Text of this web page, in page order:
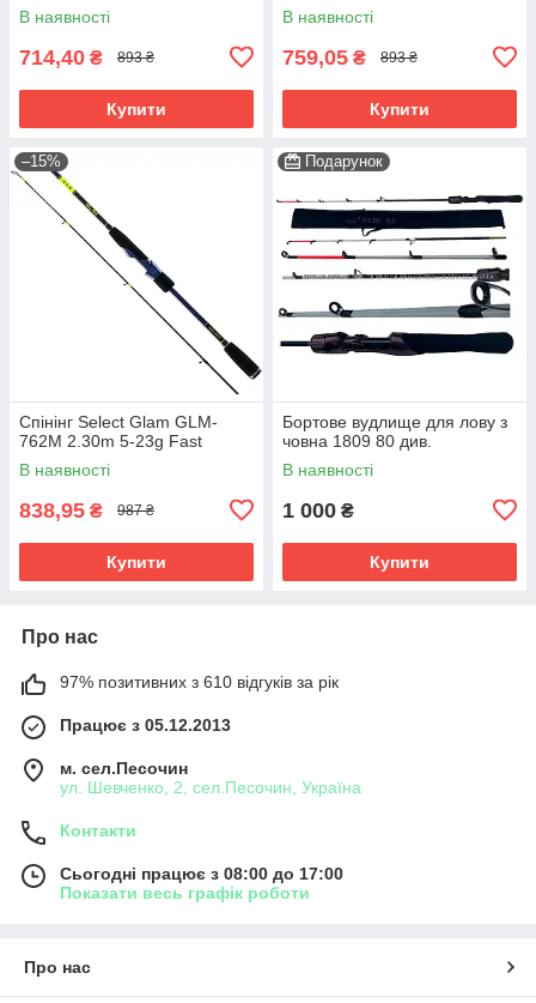
В наявності
714,40 ₴ 893 ₴
Купити
В наявності
759,05 ₴ 893 ₴
Купити
–15%
Спінінг Select Glam GLM-
762M 2.30m 5-23g Fast
В наявності
838,95 ₴ 987 ₴
Купити
Подарунок
Бортове вудлище для лову з
човна 1809 80 див.
В наявності
1 000 ₴
Купити
Про нас
97% позитивних з 610 відгуків за рік
Працює з 05.12.2013
м. сел.Песочин
ул. Шевченко, 2, сел.Песочин, Україна
Контакти
Сьогодні працює з 08:00 до 17:00
Показати весь графік роботи
Про нас